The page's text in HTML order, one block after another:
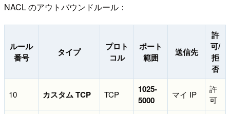
NACL のアウトバウンドルール：
ルール
番号
タイプ
プロト
コル
ポート
範囲
送信先
許
可/
拒
否
10 カスタム TCP TCP
1025-
5000
マイ IP
許
可